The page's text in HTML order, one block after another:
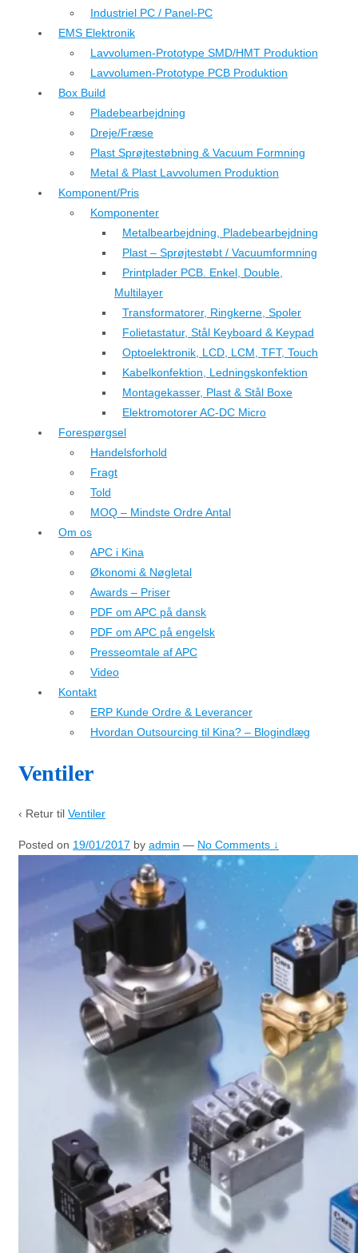
Industriel PC / Panel-PC
EMS Elektronik
Lavvolumen-Prototype SMD/HMT Produktion
Lavvolumen-Prototype PCB Produktion
Box Build
Pladebearbejdning
Dreje/Fræse
Plast Sprøjtestøbning & Vacuum Formning
Metal & Plast Lavvolumen Produktion
Komponent/Pris
Komponenter
Metalbearbejdning, Pladebearbejdning
Plast – Sprøjtestøbt / Vacuumformning
Printplader PCB. Enkel, Double,
Multilayer
Transformatorer, Ringkerne, Spoler
Folietastatur, Stål Keyboard & Keypad
Optoelektronik, LCD, LCM, TFT, Touch
Kabelkonfektion, Ledningskonfektion
Montagekasser, Plast & Stål Boxe
Elektromotorer AC-DC Micro
Forespørgsel
Handelsforhold
Fragt
Told
MOQ – Mindste Ordre Antal
Om os
APC i Kina
Økonomi & Nøgletal
Awards – Priser
PDF om APC på dansk
PDF om APC på engelsk
Presseomtale af APC
Video
Kontakt
ERP Kunde Ordre & Leverancer
Hvordan Outsourcing til Kina? – Blogindlæg
Ventiler
‹ Retur til Ventiler
Posted on 19/01/2017 by admin — No Comments ↓